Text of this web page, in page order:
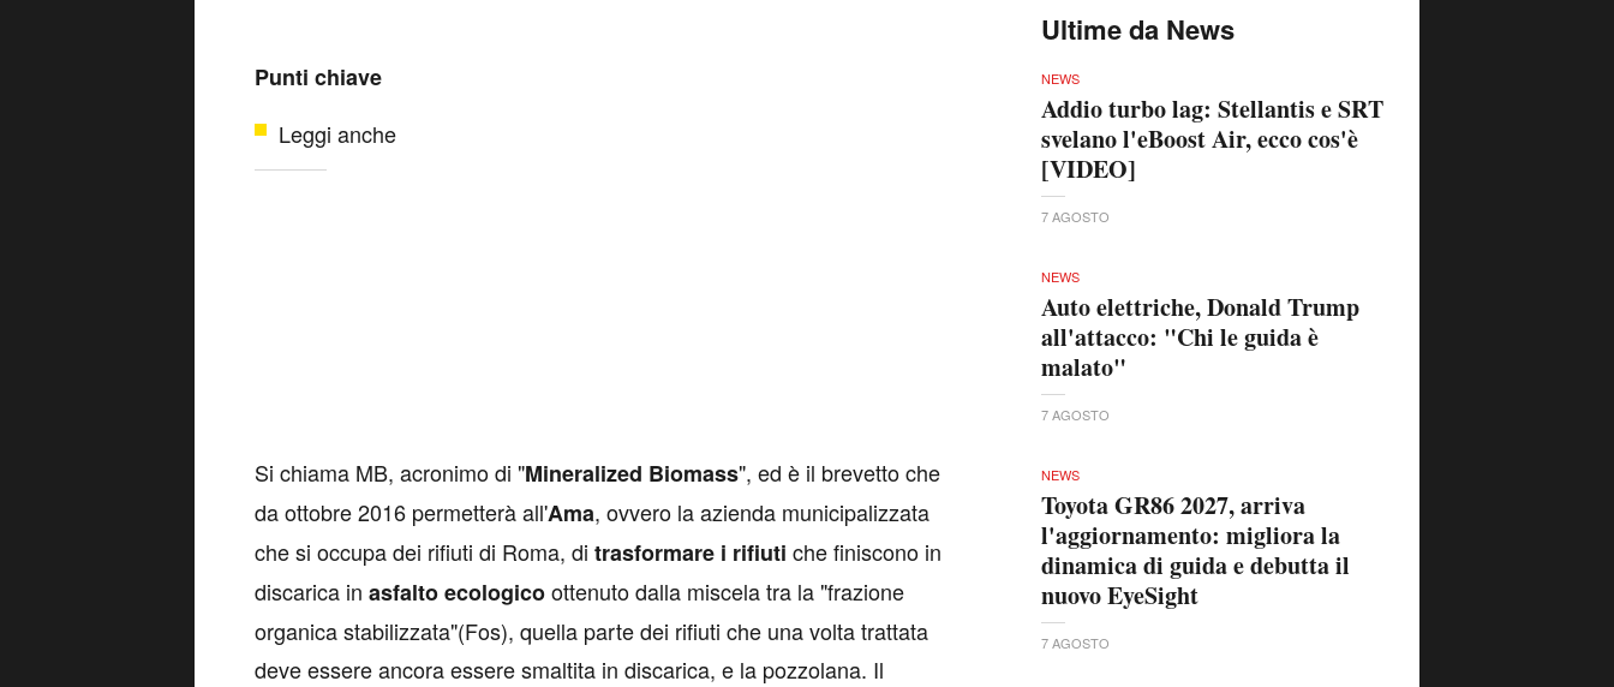
Punti chiave
Leggi anche
Si chiama MB, acronimo di "Mineralized Biomass", ed è il brevetto che
da ottobre 2016 permetterà all'Ama, ovvero la azienda municipalizzata
che si occupa dei rifiuti di Roma, di trasformare i rifiuti che finiscono in
discarica in asfalto ecologicoottenuto dalla miscela tra la "frazione
organica stabilizzata"(Fos), quella parte dei rifiuti che una volta trattata
deve essere ancora essere smaltita in discarica, e la pozzolana. Il
Ultime da News
NEWS
Addio turbo lag: Stellantis e SRT
svelano l'eBoost Air, ecco cos'è
[VIDEO]
7 AGOSTO
NEWS
Auto elettriche, Donald Trump
all'attacco: "Chi le guida è
malato"
7 AGOSTO
NEWS
Toyota GR86 2027, arriva
l'aggiornamento: migliora la
dinamica di guida e debutta il
nuovo EyeSight
7 AGOSTO